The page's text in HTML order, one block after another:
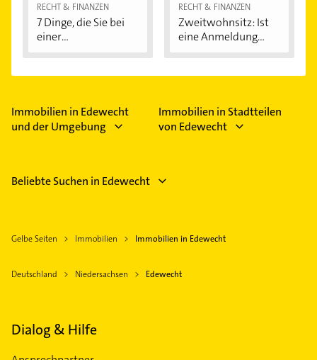
RECHT & FINANZEN
7 Dinge, die Sie bei
einer
RECHT & FINANZEN
Zweitwohnsitz: Ist
eine Anmeldung...
Immobilien in Edewecht
und der Umgebung
Immobilien in Stadtteilen
von Edewecht
Beliebte Suchen in Edewecht
Gelbe Seiten Immobilien Immobilien in Edewecht
Deutschland Niedersachsen Edewecht
Dialog & Hilfe